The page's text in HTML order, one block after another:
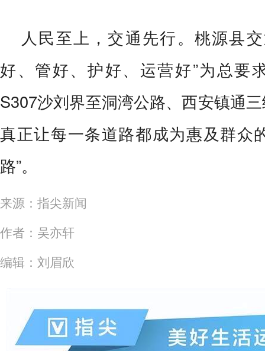
人民至上，交通先行。桃源县
好、管好、护好、运营好”为总要
S307沙刘界至洞湾公路、西安镇通
真正让每一条道路都成为惠及群众
路”。
来源：指尖新闻
作者：吴亦轩
编辑：刘眉欣